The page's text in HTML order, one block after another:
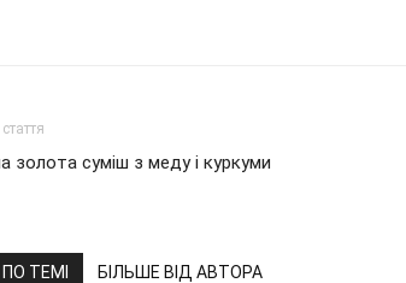
золота суміш з меду і куркуми
ТЕМІ БІЛЬШЕ ВІД АВТОРА